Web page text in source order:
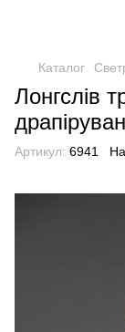
Каталог
Лонгслів
Артикул: 6941